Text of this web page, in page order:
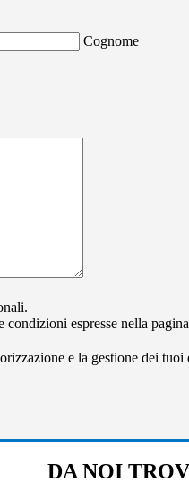
Cognome
condizioni espresse nella
e la gestione dei tuoi
DA NOI